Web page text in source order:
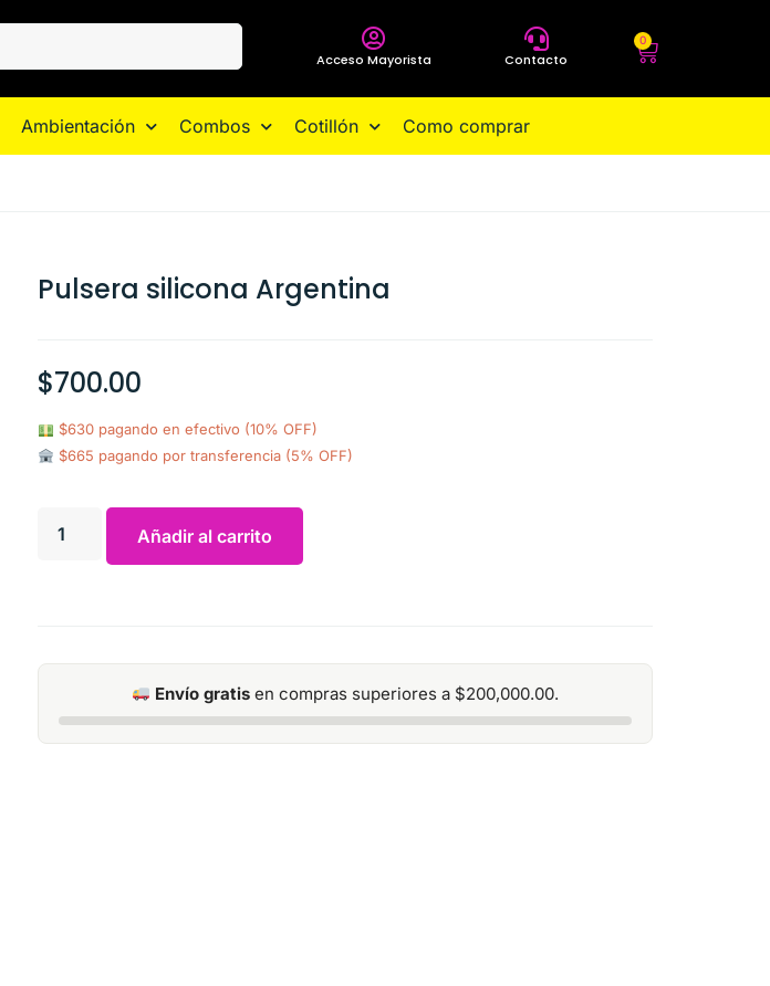
Acceso Mayorista Contacto
0
Ambientación Combos Cotillón Como comprar
Pulsera silicona Argentina
$700.00
$630 pagando en efectivo (10% OFF)
$665 pagando por transferencia (5% OFF)
Añadir al carrito
Envío gratis en compras superiores a $200,000.00.